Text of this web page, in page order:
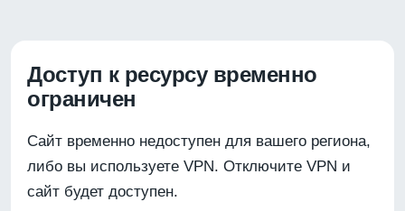
Доступ к ресурсу временно
ограничен
Сайт временно недоступен для вашего региона,
либо вы используете VPN. Отключите VPN и
сайт будет доступен.